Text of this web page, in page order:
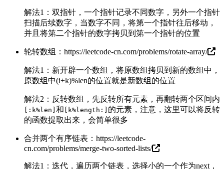
解法1：双指针，一个指针记录不同数字，另外一个指针
扫描后续数字，当数字不同，将第一个指针往后移动，
并且将第二个指针的数字拷贝到第一个指针的位置
轮转数组： https://leetcode-cn.com/problems/rotate-array/
解法1：新开辟一个数组，将原数组拷贝到新的数组中，
原数组中(i+k)%len的位置就是新数组的位置
解法2：反转数组，先反转所有元素，再翻转两个区间内
[:k%len] 和 [k%length:] 的元素，注意，这里可以将反转
的函数提取出来，会简单很多
合并两个有序链表： https://leetcode-
cn.com/problems/merge-two-sorted-lists/
解法1：迭代，遍历两个链表，选择小的一个作为next，